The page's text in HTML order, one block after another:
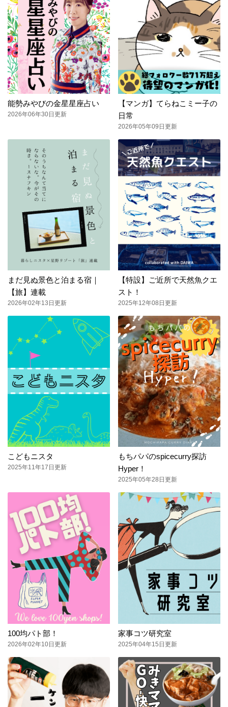
能勢みやびの金星星座占い
2026年06年30日更新
【マンガ】てらねこミー子の
日常
2026年05年09日更新
まだ見ぬ景色と泊まる宿｜
【旅】連載
2026年02年13日更新
【特設】ご近所で天然魚クエ
スト！
2025年12年08日更新
こどもニスタ
2025年11年17日更新
もちパパのspicecurry探訪
Hyper！
2025年05年28日更新
100均パト部！
2026年02年10日更新
家事コツ研究室
2025年04年15日更新